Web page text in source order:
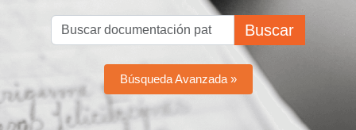
Buscar
Búsqueda Avanzada »